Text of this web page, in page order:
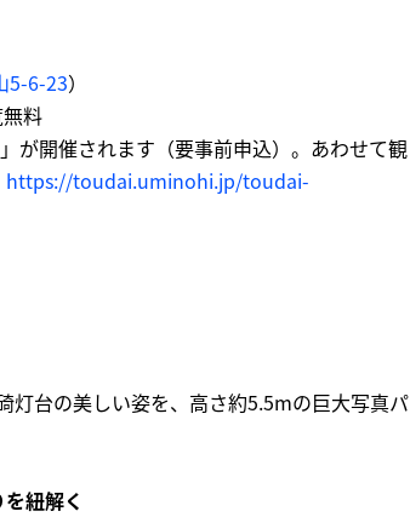
5-6-23）
料
が開催されます（要事前申込）。あわせて観
https://toudai.uminohi.jp/toudai-
灯台の美しい姿を、高さ約5.5mの巨大写真パ
紐解く